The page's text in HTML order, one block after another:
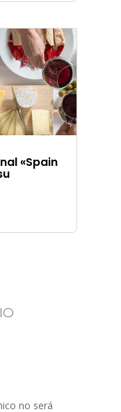
«Spain
no será